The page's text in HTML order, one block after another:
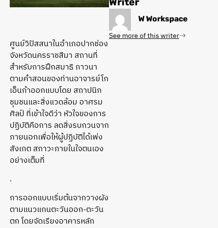
W Workspace
See more of this writer
ศูนย์วิปัสสนาในอำเภอปากช่อง
จังหวัดนครราชสีมา สถานที่
สำหรับการฝึกสมาธิ ภาวนา
ตามคำสอนของท่านอาจารย์โก
เอ็นก้าออกแบบโดย สถาปนิก
ชุมชนและสิ่งแวดล้อม อาศรม
ศิลป์ ที่เข้าใจดีว่า หัวใจของการ
ปฏิบัติคือการ ลดสิ่งรบกวนจาก
ภายนอกเพื่อให้ผู้ปฏิบัติได้เพ่ง
สังเกต สภาวะภายในใจตนเอง
อย่างเต็มที่
.
การออกแบบเริ่มต้นจากวางผัง
ตามแนวแกนตะวันออก-ตะวัน
ตก โดยจัดเรียงอาคารหลัก